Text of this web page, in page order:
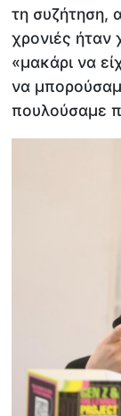
τη συζήτηση,
χρονιές ήταν
«μακάρι να
να
πουλούσαμε